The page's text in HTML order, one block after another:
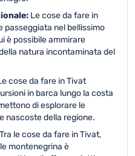
Le cose da fare in
passeggiata nel bellissimo
è possibile ammirare
natura incontaminata del
cose da fare in Tivat
in barca lungo la costa
di esplorare le
nascoste della regione.
Tra le cose da fare in Tivat,
montenegrina è